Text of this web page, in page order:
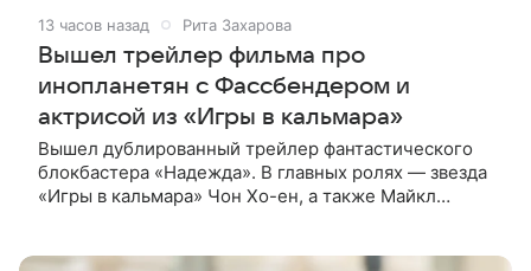
13 часов назад Рита Захарова
Вышел трейлер фильма про
инопланетян с Фассбендером и
актрисой из «Игры в кальмара»
Вышел дублированный трейлер фантастического
блокбастера «Надежда». В главных ролях — звезда
«Игры в кальмара» Чон Хо-ен, а также Майкл